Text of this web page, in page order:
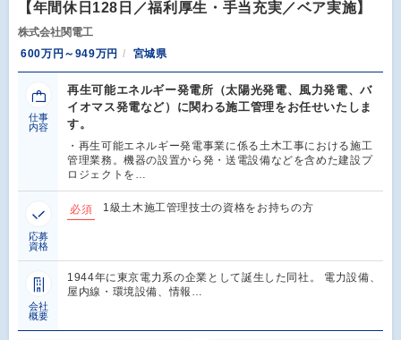
【年間休日128日／福利厚生・手当充実／ベア実施】
株式会社関電工
600万円～949万円
宮城県
仕事
内容
再生可能エネルギー発電所（太陽光発電、風力発電、バ
イオマス発電など）に関わる施工管理をお任せいたしま
す。
・再生可能エネルギー発電事業に係る土木工事における施工
管理業務。機器の設置から発・送電設備などを含めた建設プ
ロジェクトを…
応募
資格
必須 1級土木施工管理技士の資格をお持ちの方
会社
概要
1944年に東京電力系の企業として誕生した同社。 電力設備、
屋内線・環境設備、情報…